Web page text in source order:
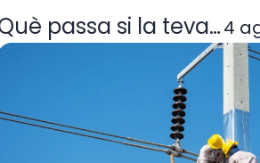
de llum et convé
passa si la teva 4